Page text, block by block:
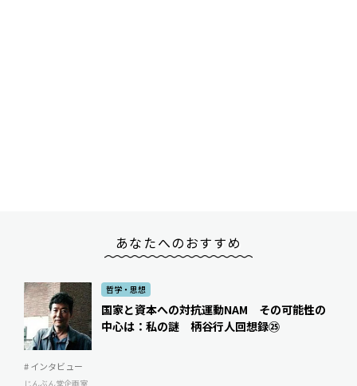
あなたへのおすすめ
哲学・思想
国家と資本への対抗運動NAM その可能性の
中心は：私の謎 柄谷行人回想録㉕
# インタビュー
じんぶん堂企画室